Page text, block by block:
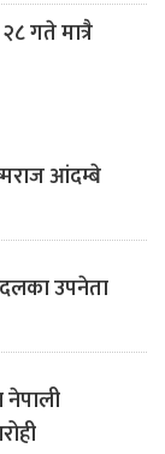
गते मात्रै
आंदम्बे
उपनेता
नेपाली